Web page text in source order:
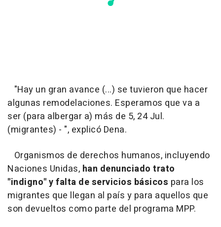
"Hay un gran avance (...) se tuvieron que hacer
algunas remodelaciones. Esperamos que va a
ser (para albergar a) más de 5, 24 Jul.
(migrantes) - ", explicó Dena.
Organismos de derechos humanos, incluyendo
Naciones Unidas, han denunciado trato
"indigno" y falta de servicios básicos para los
migrantes que llegan al país y para aquellos que
son devueltos como parte del programa MPP.